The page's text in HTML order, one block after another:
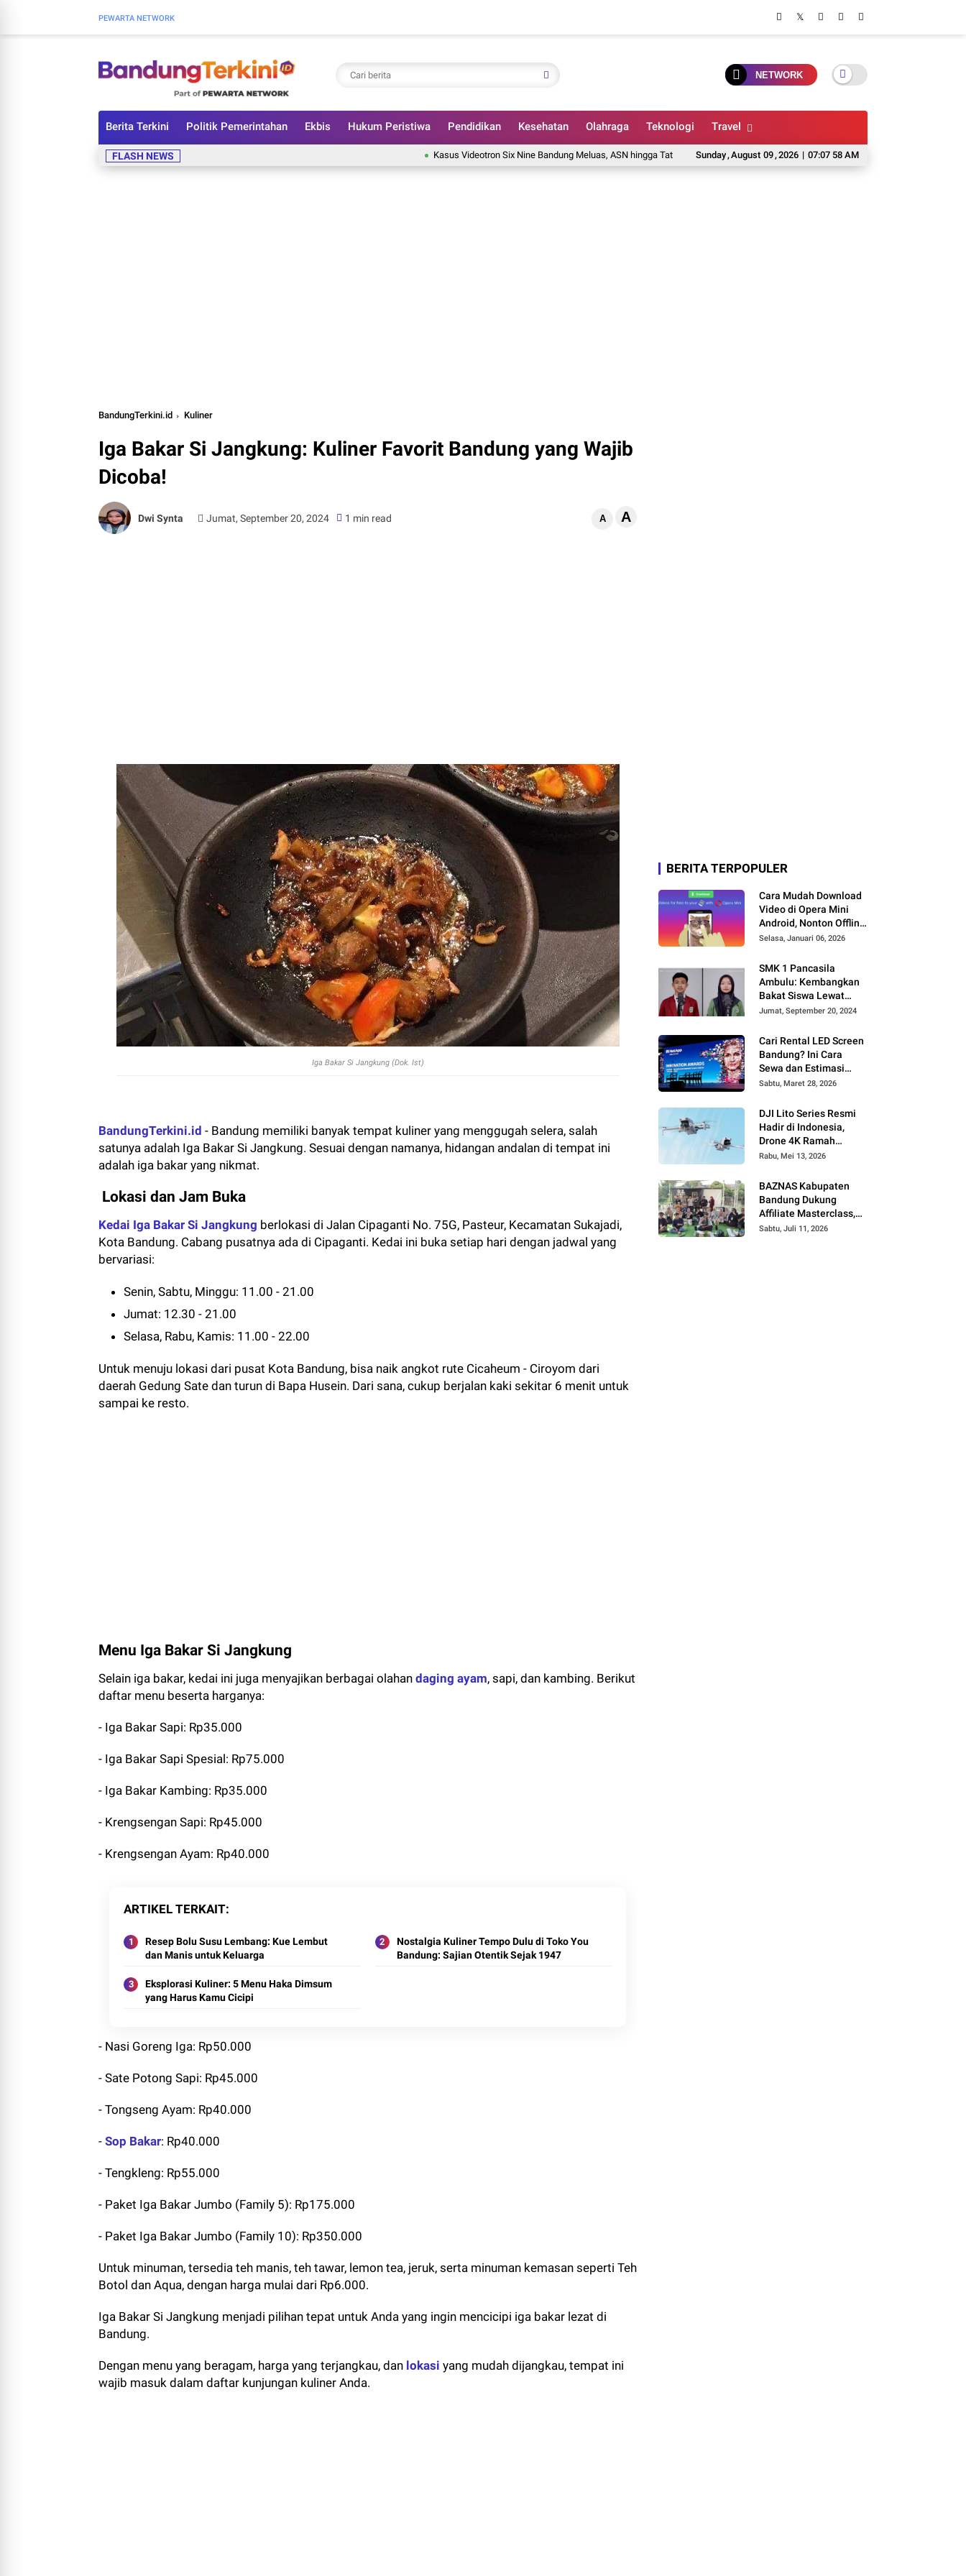
PEWARTA NETWORK
NETWORK
Berita Terkini Politik Pemerintahan Ekbis Hukum Peristiwa Pendidikan Kesehatan Olahraga Teknologi Travel
Sunday,August 09,2026 | 07:07 59 AM
FLASH NEWS Kasus Videotron Six Nine Bandung Meluas, ASN hingga Tata Ruang Ikut Diperiksa Disdik Kota Bandung Pastikan Hak Belajar Siswa
BandungTerkini.id Kuliner
Iga Bakar Si Jangkung: Kuliner Favorit Bandung yang Wajib
Dicoba!
Dwi Synta Jumat, September 20, 2024 1 min read A A
Iga Bakar Si Jangkung (Dok. Ist)
BandungTerkini.id - Bandung memiliki banyak tempat kuliner yang menggugah selera, salah
satunya adalah Iga Bakar Si Jangkung. Sesuai dengan namanya, hidangan andalan di tempat ini
adalah iga bakar yang nikmat.
Lokasi dan Jam Buka
Kedai Iga Bakar Si Jangkung berlokasi di Jalan Cipaganti No. 75G, Pasteur, Kecamatan Sukajadi,
Kota Bandung. Cabang pusatnya ada di Cipaganti. Kedai ini buka setiap hari dengan jadwal yang
bervariasi:
Senin, Sabtu, Minggu: 11.00 - 21.00
Jumat: 12.30 - 21.00
Selasa, Rabu, Kamis: 11.00 - 22.00
Untuk menuju lokasi dari pusat Kota Bandung, bisa naik angkot rute Cicaheum - Ciroyom dari
daerah Gedung Sate dan turun di Bapa Husein. Dari sana, cukup berjalan kaki sekitar 6 menit untuk
sampai ke resto.
Menu Iga Bakar Si Jangkung
Selain iga bakar, kedai ini juga menyajikan berbagai olahan daging ayam, sapi, dan kambing. Berikut
daftar menu beserta harganya:
- Iga Bakar Sapi: Rp35.000
- Iga Bakar Sapi Spesial: Rp75.000
- Iga Bakar Kambing: Rp35.000
- Krengsengan Sapi: Rp45.000
- Krengsengan Ayam: Rp40.000
ARTIKEL TERKAIT
Resep Bolu Susu Lembang: Kue Lembut
dan Manis untuk Keluarga
Nostalgia Kuliner Tempo Dulu di Toko You
Bandung: Sajian Otentik Sejak 1947
Eksplorasi Kuliner: 5 Menu Haka Dimsum
yang Harus Kamu Cicipi
- Nasi Goreng Iga: Rp50.000
- Sate Potong Sapi: Rp45.000
- Tongseng Ayam: Rp40.000
- Sop Bakar: Rp40.000
- Tengkleng: Rp55.000
- Paket Iga Bakar Jumbo (Family 5): Rp175.000
- Paket Iga Bakar Jumbo (Family 10): Rp350.000
Untuk minuman, tersedia teh manis, teh tawar, lemon tea, jeruk, serta minuman kemasan seperti Teh
Botol dan Aqua, dengan harga mulai dari Rp6.000.
Iga Bakar Si Jangkung menjadi pilihan tepat untuk Anda yang ingin mencicipi iga bakar lezat di
Bandung.
Dengan menu yang beragam, harga yang terjangkau, dan lokasi yang mudah dijangkau, tempat ini
wajib masuk dalam daftar kunjungan kuliner Anda.
BERITA TERPOPULER
Cara Mudah Download
Video di Opera Mini
Android, Nonton Offline
Jadi Lebih Praktis
Selasa, Januari 06, 2026
SMK 1 Pancasila
Ambulu: Kembangkan
Bakat Siswa Lewat
Konten Cover Lagu di
Jumat, September 20, 2024
Cari Rental LED Screen
Bandung? Ini Cara
Sewa dan Estimasi
Harga Terbarunya!
Sabtu, Maret 28, 2026
DJI Lito Series Resmi
Hadir di Indonesia,
Drone 4K Ramah
Pemula dengan
Rabu, Mei 13, 2026
BAZNAS Kabupaten
Bandung Dukung
Affiliate Masterclass,
Bekali Masyarakat Raih
Sabtu, Juli 11, 2026